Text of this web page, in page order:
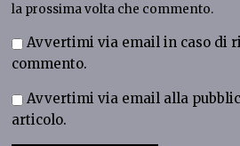
la prossima volta che commento.
Avvertimi via email in caso di
commento.
Avvertimi via email alla
articolo.